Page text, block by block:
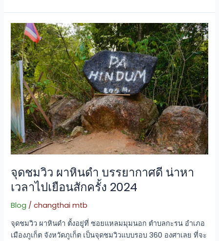
จุดชมวิว ผาหินดํา บรรยากาศดี น่าหา
เวลาไปเยือนสักครั้ง 2024
Blog /changthai mtb
จุดชมวิว ผาหินดํา ตั้งอยู่ที่ ซอยแหลมมุมนอก ตำบลกะรน อำเภอ
เมืองภูเก็ต จังหวัดภูเก็ต เป็นจุดชมวิวแบบรอบ 360 องศาเลย ที่จะ
จุด
ชม
วิว
ผา
หิน
ดํา
บรรยากาศ
ดี
น่า
หา
เวลา
ไป
เยือน
สัก
ครั้ง
2024